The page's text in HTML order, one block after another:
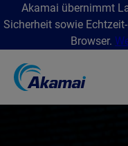
Akamai übernimmt
Sicherheit sowie
Browser.